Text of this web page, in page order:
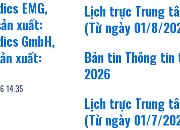
EMG,
xuất:
GmbH,
xuất:
14:35
Lịch trực Trung
(Từ ngày 01/8/
Bản tin Thông tin
2026
Lịch trực Trung
(Từ ngày 01/7/